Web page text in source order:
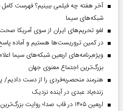
آخر هفته چه فیلمی ببینیم؟ فهرست
شبکه‌های سیما
لغو تحریم‌های ایران از سوی آمریکا
در کمین تروریست‌ها هستیم و آماده
ویژه‌برنامه‌های اربعین شبکه‌های سیما
بزرگ‌ترین اجتماع معنوی جهان
زنده‌یاد عبدی در آینده نزدیک
اربعین ۱۴۰۵ در قاب صدا؛ روایت